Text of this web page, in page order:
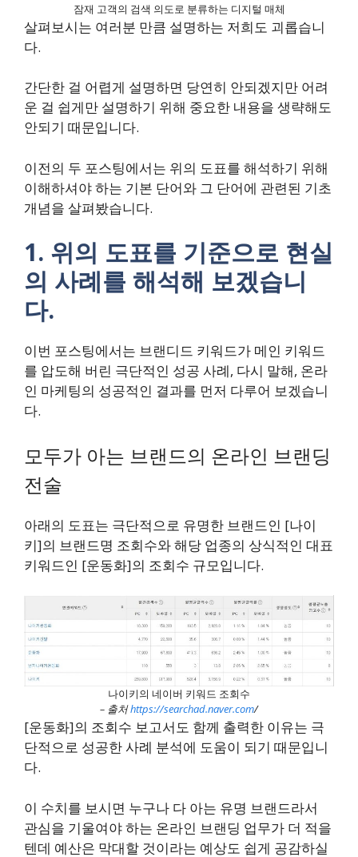
잠재 고객의 검색 의도로 분류하는 디지털 매체
살펴보시는 여러분 만큼 설명하는 저희도 괴롭습니
다.
간단한 걸 어렵게 설명하면 당연히 안되겠지만 어려
운 걸 쉽게만 설명하기 위해 중요한 내용을 생략해도
안되기 때문입니다.
이전의 두 포스팅에서는 위의 도표를 해석하기 위해
이해하셔야 하는 기본 단어와 그 단어에 관련된 기초
개념을 살펴봤습니다.
1. 위의 도표를 기준으로 현실
의 사례를 해석해 보겠습니
다.
이번 포스팅에서는 브랜디드 키워드가 메인 키워드
를 압도해 버린 극단적인 성공 사례, 다시 말해, 온라
인 마케팅의 성공적인 결과를 먼저 다루어 보겠습니
다.
모두가 아는 브랜드의 온라인 브랜딩
전술
아래의 도표는 극단적으로 유명한 브랜드인 [나이
키]의 브랜드명 조회수와 해당 업종의 상식적인 대표
키워드인 [운동화]의 조회수 규모입니다.
나이키의 네이버 키워드 조회수
– 출처https://searchad.naver.com/
[운동화]의 조회수 보고서도 함께 출력한 이유는 극
단적으로 성공한 사례 분석에 도움이 되기 때문입니
다.
이 수치를 보시면 누구나 다 아는 유명 브랜드라서
관심을 기울여야 하는 온라인 브랜딩 업무가 더 적을
텐데 예산은 막대할 것이라는 예상도 쉽게 공감하실